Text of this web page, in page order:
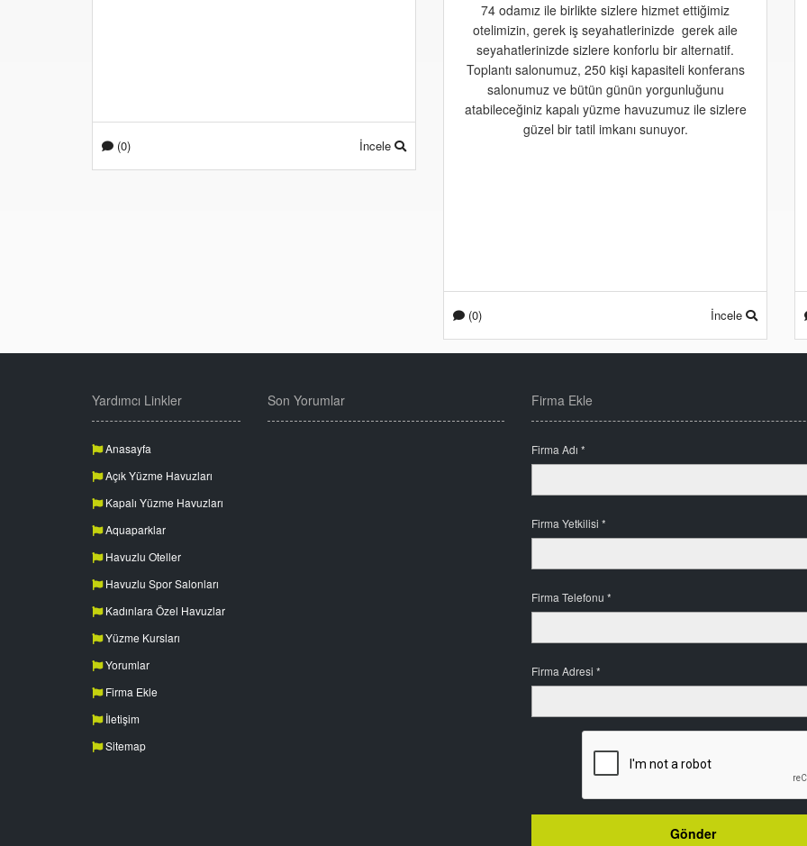
(0) İncele
74 odamız ile birlikte sizlere hizmet ettiğimiz
otelimizin, gerek iş seyahatlerinizde gerek aile
seyahatlerinizde sizlere konforlu bir alternatif.
Toplantı salonumuz, 250 kişi kapasiteli konferans
salonumuz ve bütün günün yorgunluğunu
atabileceğiniz kapalı yüzme havuzumuz ile sizlere
güzel bir tatil imkanı sunuyor.
(0) İncele
Yardımcı Linkler
Anasayfa
Açık Yüzme Havuzları
Kapalı Yüzme Havuzları
Aquaparklar
Havuzlu Oteller
Havuzlu Spor Salonları
Kadınlara Özel Havuzlar
Yüzme Kursları
Yorumlar
Firma Ekle
İletişim
Sitemap
Son Yorumlar Firma Ekle
Firma Adı *
Firma Yetkilisi *
Firma Telefonu *
Firma Adresi *